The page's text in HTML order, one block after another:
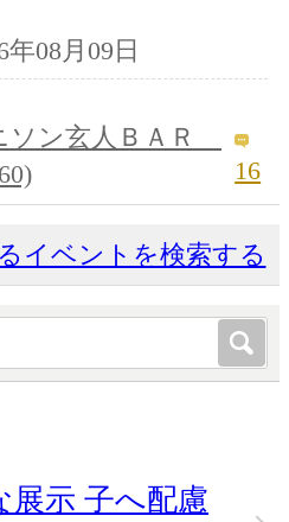
08月09日
ソン玄人ＢＡＲ
16
イベントを検索する
展示 子へ配慮